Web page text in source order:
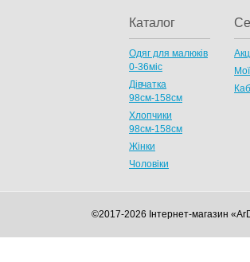
Каталог
Одяг для малюків
0-36міс
Дівчатка
98cм-158см
Хлопчики
98см-158см
Жінки
Чоловіки
©2017-2026 Інтернет-магазин